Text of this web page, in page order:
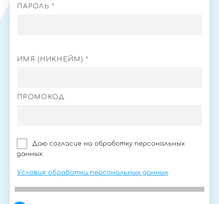
ПАРОЛЬ *
ИМЯ (НИКНЕЙМ) *
ПРОМОКОД
Даю согласие на обработку персональных
данных
Условия обработки персональных данных